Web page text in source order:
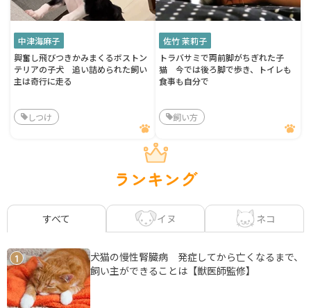
中津海麻子
興奮し飛びつきかみまくるボストン
テリアの子犬 追い詰められた飼い
主は奇行に走る
しつけ
佐竹 茉莉子
トラバサミで両前脚がちぎれた子
猫 今では後ろ脚で歩き、トイレも
食事も自分で
飼い方
ランキング
すべて イヌ ネコ
1
犬猫の慢性腎臓病 発症してから亡くなるまで、
飼い主ができることは【獣医師監修】